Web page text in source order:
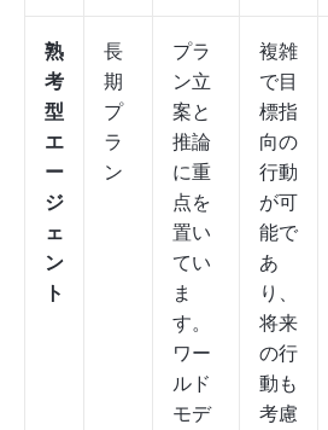
熟
考
型
エ
ー
ジ
ェ
ン
ト
長
期
プ
ラ
ン
プラ
ン立
案と
推論
に重
点を
置い
てい
ま
す。
ワー
ルド
モデ
複雑
で目
標指
向の
行動
が可
能で
あ
り、
将来
の行
動も
考慮